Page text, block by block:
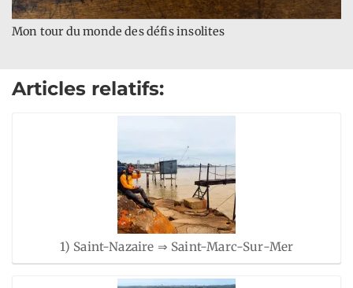
Mon tour du monde des défis insolites
Articles relatifs:
1) Saint-Nazaire ⇒ Saint-Marc-Sur-Mer